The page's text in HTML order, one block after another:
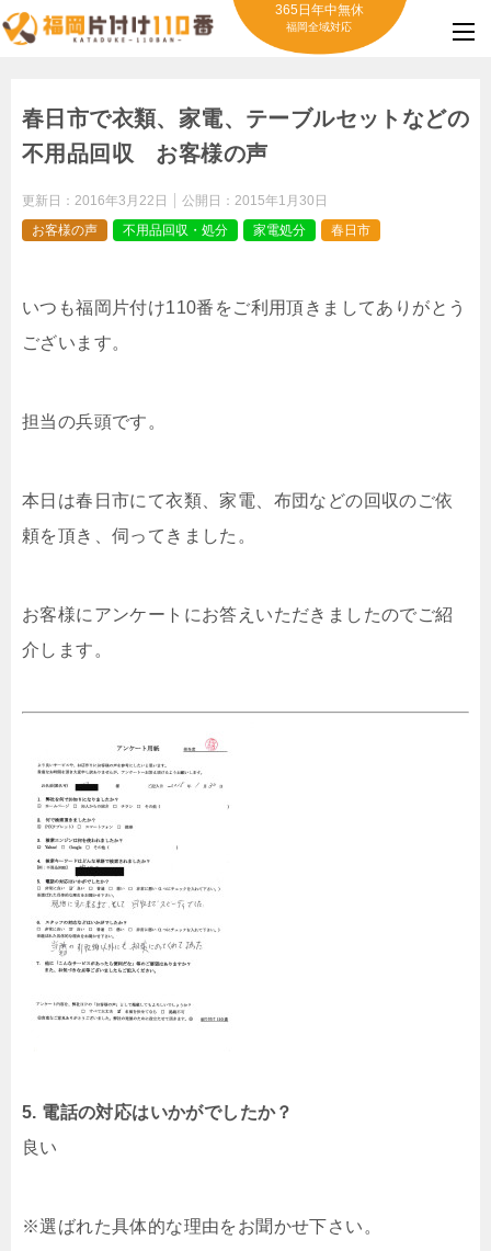
365日年中無休
福岡全域対応
春日市で衣類、家電、テーブルセットなどの
不用品回収 お客様の声
更新日： 2016年3月22日 公開日： 2015年1月30日
お客様の声
不用品回収・処分 家電処分 春日市
いつも福岡片付け110番をご利用頂きましてありがとう
ございます。
担当の兵頭です。
本日は春日市にて衣類、家電、布団などの回収のご依
頼を頂き、伺ってきました。
お客様にアンケートにお答えいただきましたのでご紹
介します。
5. 電話の対応はいかがでしたか？
良い
※選ばれた具体的な理由をお聞かせ下さい。